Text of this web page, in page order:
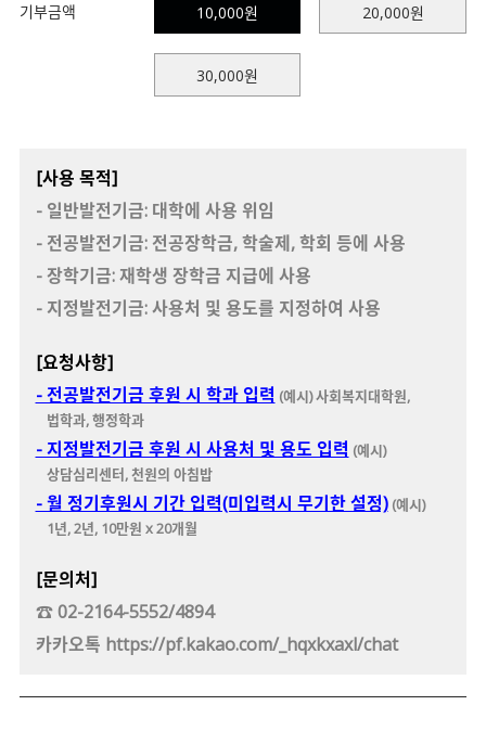
기부금액 10,000원 20,000원
30,000원
[사용 목적]
- 일반발전기금: 대학에 사용 위임
- 전공발전기금: 전공장학금, 학술제, 학회 등에 사용
- 장학기금: 재학생 장학금 지급에 사용
- 지정발전기금: 사용처 및 용도를 지정하여 사용
[요청사항]
- 전공발전기금 후원 시 학과 입력 (예시) 사회복지대학원,
법학과, 행정학과
- 지정발전기금 후원 시 사용처 및 용도 입력 (예시)
상담심리센터, 천원의 아침밥
- 월 정기후원시 기간 입력(미입력시 무기한 설정) (예시)
1년, 2년, 10만원 x 20개월
[문의처]
☎ 02-2164-5552/4894
카카오톡 https://pf.kakao.com/_hqxkxaxl/chat